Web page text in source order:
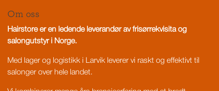
Om oss
Hairstore er en ledende leverandør av frisørrekvisita og
salongutstyr i Norge.
Med lager og logistikk i Larvik leverer vi raskt og effektivt til
salonger over hele landet.